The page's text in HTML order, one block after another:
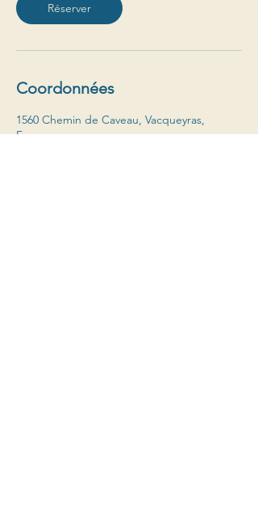
Réserver
Coordonnées
1560 Chemin de Caveau, Vacqueyras,
France